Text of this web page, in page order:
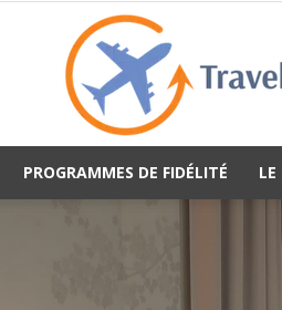
PROGRAMMES DE FIDÉLITÉ LE